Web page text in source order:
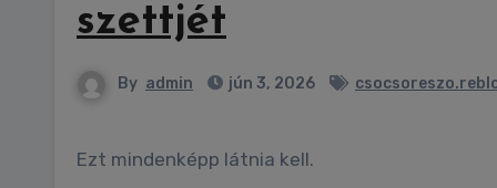
szettjét
By admin jún 3, 2026
Ezt mindenképp látnia kell.